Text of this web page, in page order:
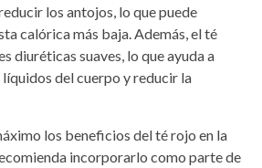
los antojos, lo que puede
calórica más baja. Además, el té
diuréticas suaves, lo que ayuda a
del cuerpo y reducir la
los beneficios del té rojo en la
incorporarlo como parte de